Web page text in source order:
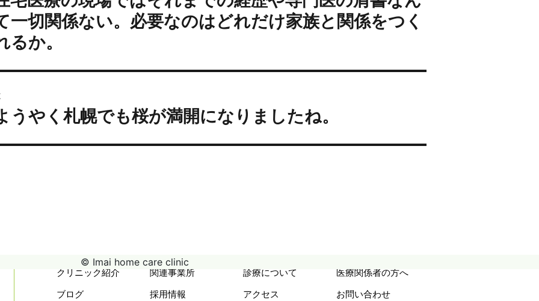
一切関係ない。必要なのはどれだけ家族と関係をつく
るか。
うやく札幌でも桜が満開になりましたね。
クリニック紹介 関連事業所 診療について
医療関係者の方へ
ブログ
採用情報 アクセス お問い合わせ
© Imai home care clinic